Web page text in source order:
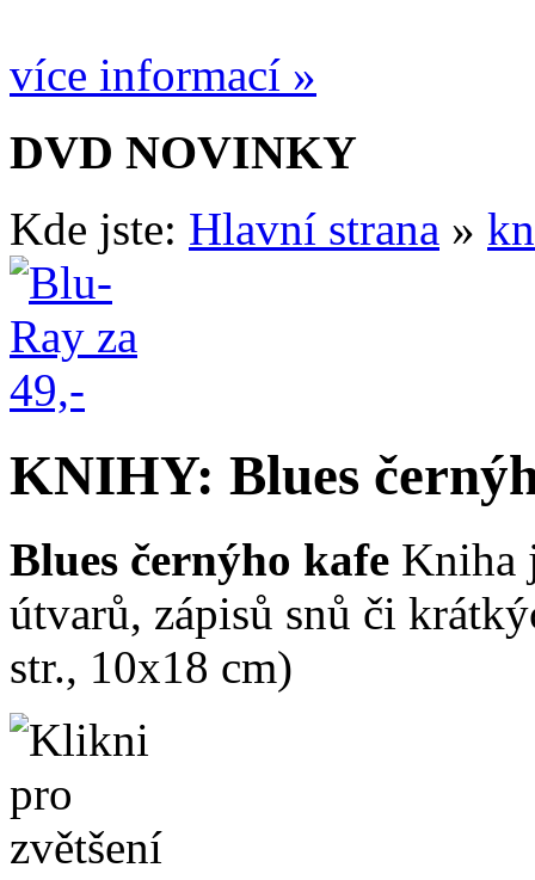
více informací »
DVD NOVINKY
Kde jste: Hlavní strana »
KNIHY: Blues
Blues černýho kafe Kniha
útvarů, zápisů snů či
str., 10x18 cm)